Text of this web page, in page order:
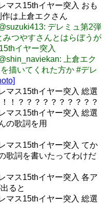
マス15thイヤー突入 おも
は上倉エクさん
デレミュ第2弾
みつやすさんとはらぼうが
イヤー突入
上倉エク
描いてくれた方か #デレ
マス15thイヤー突入 総選
！？？？？？？？？？？
マス15thイヤー突入 総選
の歌詞を用
マス15thイヤー突入 てか
歌詞を書いたってわけだ
マス15thイヤー突入 各ア
ると
マス15thイヤー突入 総選